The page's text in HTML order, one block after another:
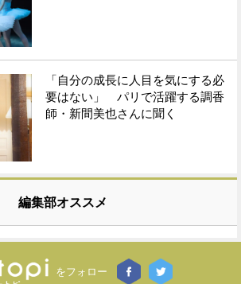
「自分の成長に人目を気にする必
要はない」 パリで活躍する調香
師・新間美也さんに聞く
編集部オススメ
をフォロー